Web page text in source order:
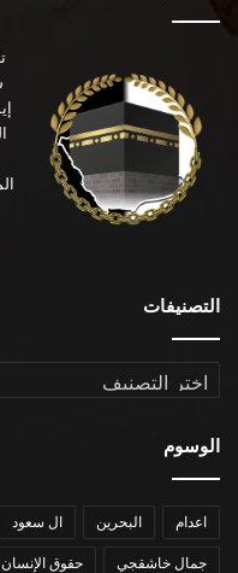
التصنيفات
التصنيفات
الوسوم
اعدام البحرين ال سعود
جمال خاشقجي حقوق الإنسان